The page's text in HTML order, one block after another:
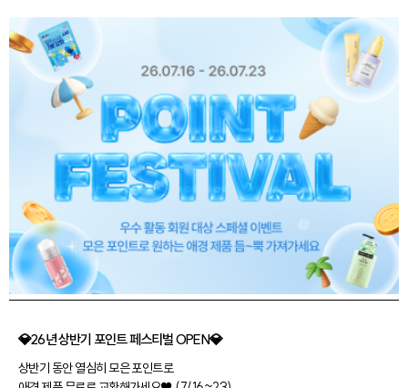
💎26년 상반기 포인트 페스티벌 OPEN💎
상반기 동안 열심히 모은 포인트로